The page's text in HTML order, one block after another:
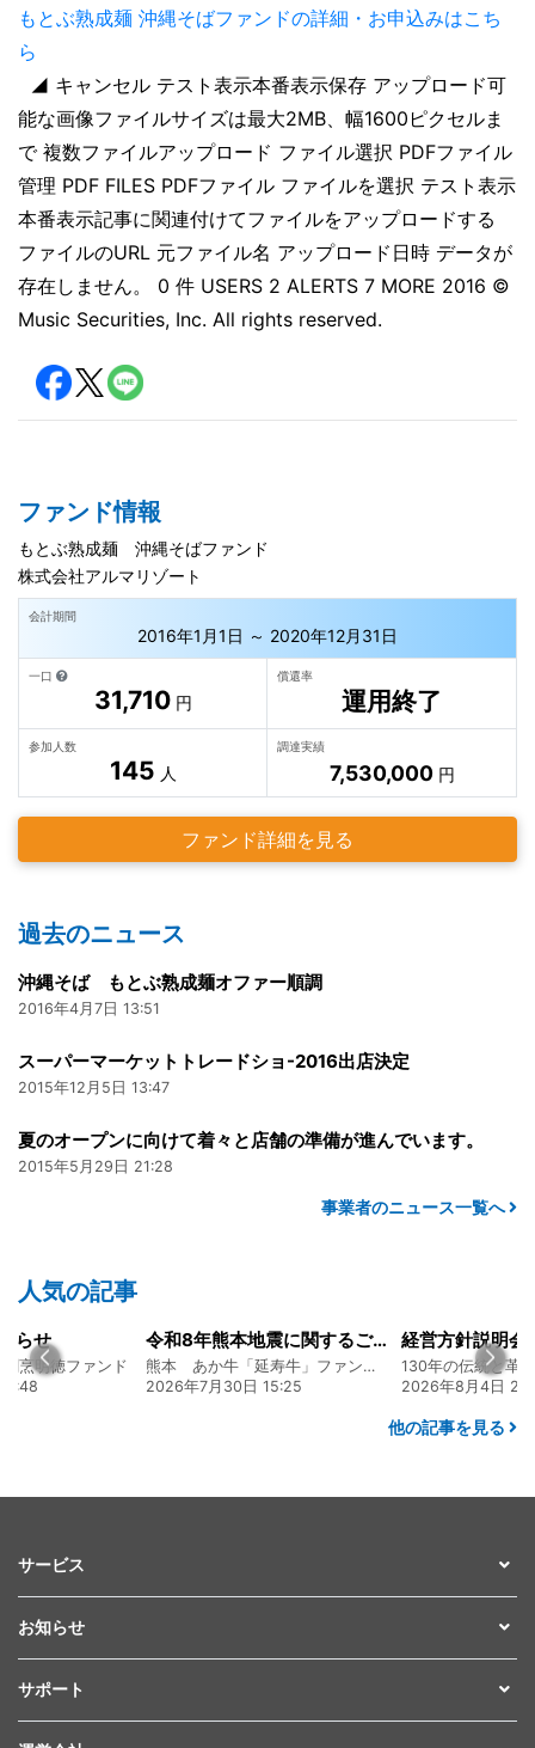
もとぶ熟成麺 沖縄そばファンドの詳細・お申込みはこち
ら
◢ キャンセル テスト表示本番表示保存 アップロード可
能な画像ファイルサイズは最大2MB、幅1600ピクセルま
で 複数ファイルアップロード ファイル選択 PDFファイル
管理 PDF FILES PDFファイル ファイルを選択 テスト表示
本番表示記事に関連付けてファイルをアップロードする
ファイルのURL 元ファイル名 アップロード日時 データが
存在しません。 0 件 USERS 2 ALERTS 7 MORE 2016 ©
Music Securities, Inc. All rights reserved.
ファンド情報
もとぶ熟成麺 沖縄そばファンド
株式会社アルマリゾート
会計期間
2016年1月1日 ～ 2020年12月31日
一口
31,710円
償還率
運用終了
参加人数
145 人
調達実績
7,530,000円
ファンド詳細を見る
過去のニュース
沖縄そば もとぶ熟成麺オファー順調
2016年4月7日 13:51
スーパーマーケットトレードショ-2016出店決定
2015年12月5日 13:47
夏のオープンに向けて着々と店舗の準備が進んでいます。
2015年5月29日 21:28
事業者のニュース一覧へ
人気の記事
らせ
烹明徳ファンド
令和8年熊本地震に関するご報告
熊本 あか牛「延寿牛」ファンド2026
2026年7月30日 15:25
2026年8月4日
他の記事を見る
サービス
お知らせ
サポート